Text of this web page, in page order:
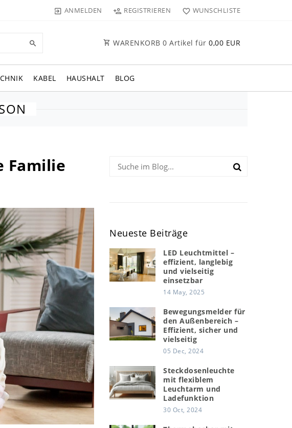
ANMELDEN REGISTRIEREN WUNSCHLISTE
WARENKORB 0 Artikel für 0,00 EUR
KABEL HAUSHALT BLOG
Familie
Neueste Beiträge
LED Leuchtmittel –
effizient, langlebig
und vielseitig
einsetzbar
14 May, 2025
Bewegungsmelder für
den Außenbereich –
Effizient, sicher und
vielseitig
05 Dec, 2024
Steckdosenleuchte
mit flexiblem
Leuchtarm und
Ladefunktion
30 Oct, 2024